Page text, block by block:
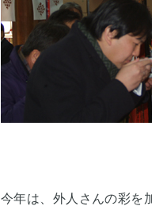
今年は、外人さんの彩を